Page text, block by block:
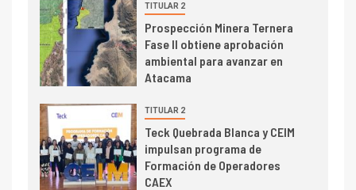
2
I+D
Producción minera en mayo de
2026 cae 10,6%
3 I+D
PIB minero impacta el
crecimiento regional: Banco
Central reporta resultados
dispares en el primer
TITULAR 2
Prospección Minera Ternera
Fase II obtiene aprobación
ambiental para avanzar en
Atacama
TITULAR 2
Teck Quebrada Blanca y CEIM
impulsan programa de
Formación de Operadores
CAEX